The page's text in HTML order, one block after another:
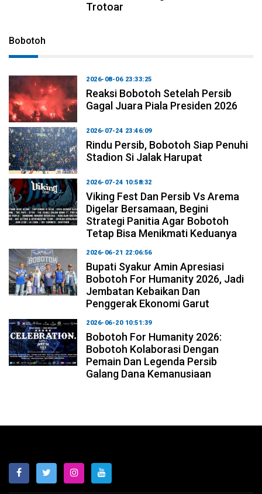
Trotoar
Bobotoh
2026-08-06 23:33:25
Reaksi Bobotoh Setelah Persib
Gagal Juara Piala Presiden 2026
2026-07-24 23:46:09
Rindu Persib, Bobotoh Siap Penuhi
Stadion Si Jalak Harupat
2026-07-24 10:58:32
Viking Fest Dan Persib Vs Arema
Digelar Bersamaan, Begini
Strategi Panitia Agar Bobotoh
Tetap Bisa Menikmati Keduanya
2026-06-21 22:06:56
Bupati Syakur Amin Apresiasi
Bobotoh For Humanity 2026, Jadi
Jembatan Kebaikan Dan
Penggerak Ekonomi Garut
2026-06-20 10:51:39
Bobotoh For Humanity 2026:
Bobotoh Kolaborasi Dengan
Pemain Dan Legenda Persib
Galang Dana Kemanusiaan